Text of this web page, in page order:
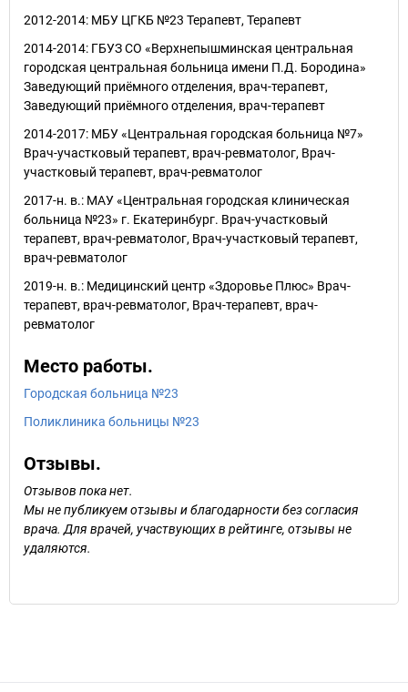
2012-2014: МБУ ЦГКБ №23 Терапевт, Терапевт
2014-2014: ГБУЗ СО «Верхнепышминская центральная
городская центральная больница имени П.Д. Бородина»
Заведующий приёмного отделения, врач-терапевт,
Заведующий приёмного отделения, врач-терапевт
2014-2017: МБУ «Центральная городская больница №7»
Врач-участковый терапевт, врач-ревматолог, Врач-
участковый терапевт, врач-ревматолог
2017-н. в.: МАУ «Центральная городская клиническая
больница №23» г. Екатеринбург. Врач-участковый
терапевт, врач-ревматолог, Врач-участковый терапевт,
врач-ревматолог
2019-н. в.: Медицинский центр «Здоровье Плюс» Врач-
терапевт, врач-ревматолог, Врач-терапевт, врач-
ревматолог
Место работы.
Городская больница №23
Поликлиника больницы №23
Отзывы.
Отзывов пока нет.
Мы не публикуем отзывы и благодарности без согласия
врача. Для врачей, участвующих в рейтинге, отзывы не
удаляются.